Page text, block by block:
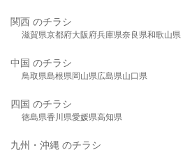
関西 のチラシ
滋賀県京都府大阪府兵庫県奈良県和歌山県
中国 のチラシ
鳥取県島根県岡山県広島県山口県
四国 のチラシ
徳島県香川県愛媛県高知県
九州・沖縄 のチラシ